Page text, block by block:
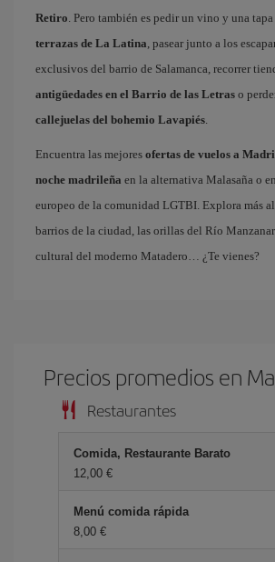
Retiro. Pero también es pedir un vino y una
terrazas de La Latina, pasear junto a los
exclusivos del barrio de Salamanca, recorrer
antigüedades en el Barrio de las Letras o
callejuelas del bohemio Lavapiés.
Encuentra las mejores ofertas de vuelos a
noche madrileña en la alternativa Malasaña o
europeo de la comunidad LGTBI. Explora más
barrios de la ciudad, las orillas del Río
cultural del moderno Matadero… ¿Te vienes?
Precios promedios en
Restaurantes
Comida, Restaurante Barato
12,00 €
Menú comida rápida
8,00 €